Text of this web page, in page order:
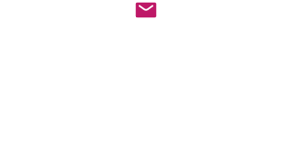
keine Kopf-Idee 🧠 oder